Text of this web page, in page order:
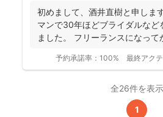
初めまして、酒井直樹と申しま
マンで30年ほどブライダルなど
ました。 フリーランスになって
予約承諾率： 100% 最終アクテ
全26件を表示
1